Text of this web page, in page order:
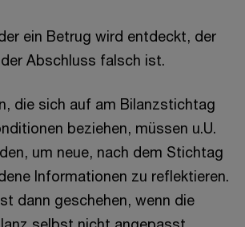
ein Betrug wird entdeckt, der
Abschluss falsch ist.
die sich auf am Bilanzstichtag
beziehen, müssen u.U.
um neue, nach dem Stichtag
Informationen zu reflektieren.
dann geschehen, wenn die